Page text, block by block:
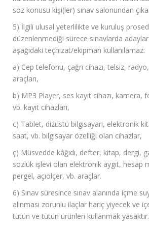
söz konusu kişi(ler) sınav salonundan
5) İlgili ulusal yeterlilikte ve kuruluş
düzenlenmediği sürece sınavlarda
aşağıdaki teçhizat/ekipman kullanılamaz:
a) Cep telefonu, çağrı cihazı, telsiz,
araçları,
b) MP3 Player, ses kayıt cihazı, kamera,
vb. kayıt cihazları,
c) Tablet, dizüstü bilgisayarı, elektronik
saat, vb. bilgisayar özelliği olan cihazlar,
ç) Müsvedde kâğıdı, defter, kitap, dergi,
sözlük işlevi olan elektronik aygıt, hesap
pergel, açıölçer, vb. araçlar.
6) Sınav süresince sınav alanında içme
alınması zorunlu ilaçlar hariç yiyecek ve
tütün ve tütün ürünleri kullanmak yasaktır.